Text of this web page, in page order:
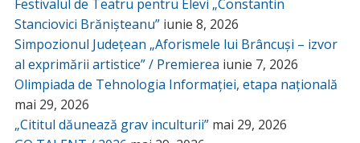
Festivalul de Teatru pentru Elevi „Constantin
Stanciovici Brănișteanu” iunie 8, 2026
Simpozionul Județean „Aforismele lui Brâncuși – izvor
al exprimării artistice” / Premierea iunie 7, 2026
Olimpiada de Tehnologia Informației, etapa națională
mai 29, 2026
„Cititul dăunează grav inculturii” mai 29, 2026